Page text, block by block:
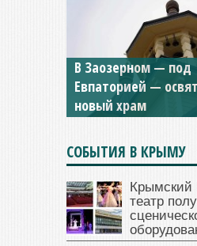
Мужской монастырь
и Дамиана в Крыму
открыт для
СОБЫТИЯ В КРЫМУ
театр